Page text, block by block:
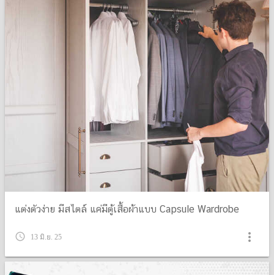
แต่งตัวง่าย มีสไตล์ แค่มีตู้เสื้อผ้าแบบ Capsule Wardrobe
query_builder 13 มิ.ย. 25 more_vert